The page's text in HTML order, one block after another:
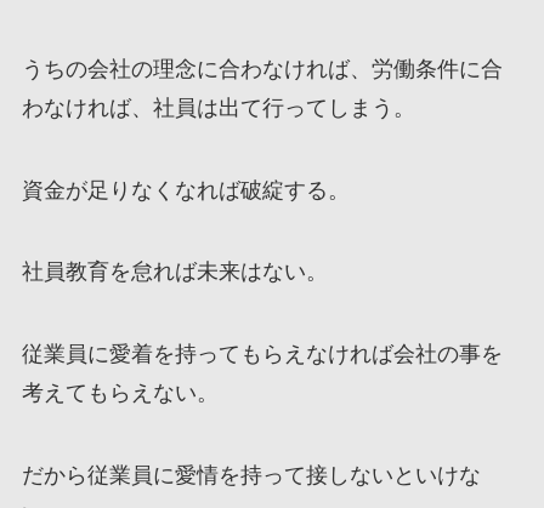
うちの会社の理念に合わなければ、労働条件に合
わなければ、社員は出て行ってしまう。
資金が足りなくなれば破綻する。
社員教育を怠れば未来はない。
従業員に愛着を持ってもらえなければ会社の事を
考えてもらえない。
だから従業員に愛情を持って接しないといけな